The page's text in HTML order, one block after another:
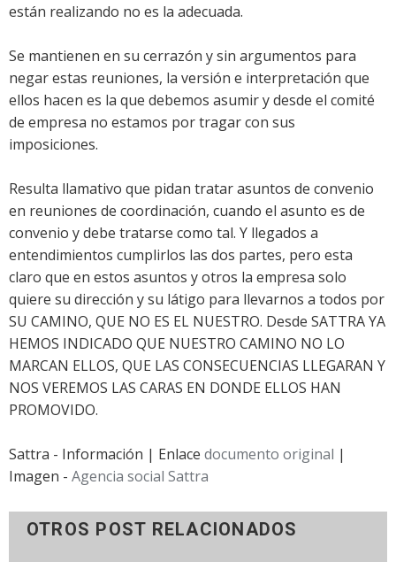
están realizando no es la adecuada.
Se mantienen en su cerrazón y sin argumentos para
negar estas reuniones, la versión e interpretación que
ellos hacen es la que debemos asumir y desde el comité
de empresa no estamos por tragar con sus
imposiciones.
Resulta llamativo que pidan tratar asuntos de convenio
en reuniones de coordinación, cuando el asunto es de
convenio y debe tratarse como tal. Y llegados a
entendimientos cumplirlos las dos partes, pero esta
claro que en estos asuntos y otros la empresa solo
quiere su dirección y su látigo para llevarnos a todos por
SU CAMINO, QUE NO ES EL NUESTRO. Desde SATTRA YA
HEMOS INDICADO QUE NUESTRO CAMINO NO LO
MARCAN ELLOS, QUE LAS CONSECUENCIAS LLEGARAN Y
NOS VEREMOS LAS CARAS EN DONDE ELLOS HAN
PROMOVIDO.
Sattra - Información | Enlace documento original |
Imagen - Agencia social Sattra
OTROS POST RELACIONADOS